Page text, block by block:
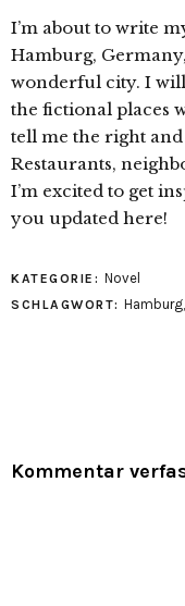
I’m about to write
Hamburg,
wonderful city. I
the fictional places
tell me the right
Restaurants,
I’m excited to get
you updated here!
KATEGORIE: Novel
SCHLAGWORT: Hamburg,
Kommentar